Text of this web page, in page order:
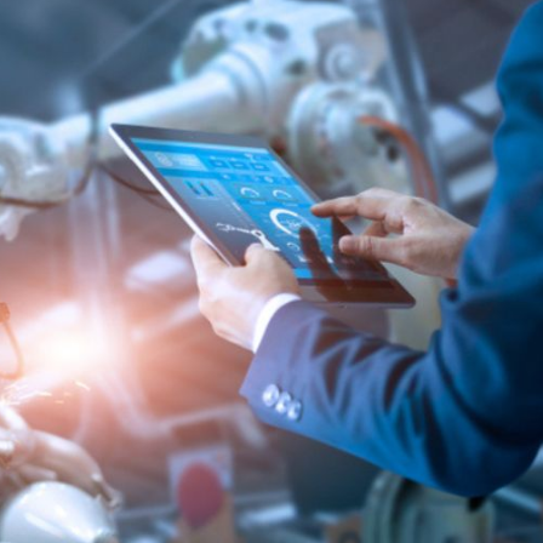
Inversores de frequência
Stepper Motor
Servo Driver
Position
Pressure